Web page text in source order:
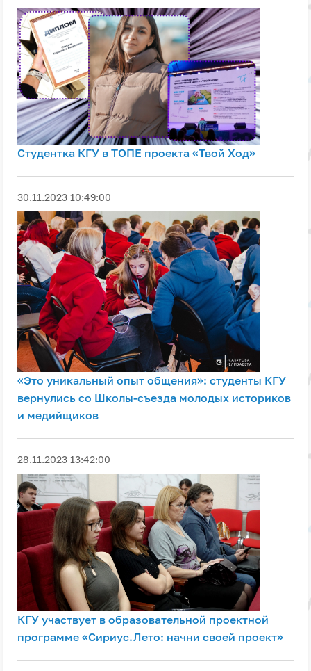
Студентка КГУ в ТОПЕ проекта «Твой Ход»
30.11.2023 10:49:00
«Это уникальный опыт общения»: студенты КГУ
вернулись со Школы-съезда молодых историков
и медийщиков
28.11.2023 13:42:00
КГУ участвует в образовательной проектной
программе «Сириус.Лето: начни своей проект»